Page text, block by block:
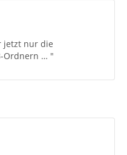
jetzt nur die
Ordnern … "